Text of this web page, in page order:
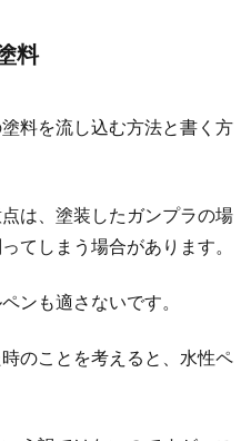
料
料を流し込む方法と書く方
は、塗装したガンプラの場
てしまう場合があります。
ンも適さないです。
のことを考えると、水性ペ